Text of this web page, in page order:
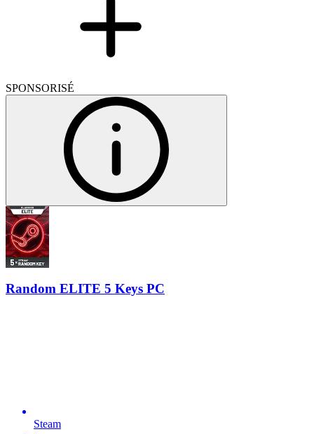
SPONSORISÉ
Random ELITE 5 Keys PC
Steam